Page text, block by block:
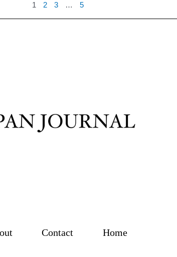
1 2 3 … 5
Contact Home